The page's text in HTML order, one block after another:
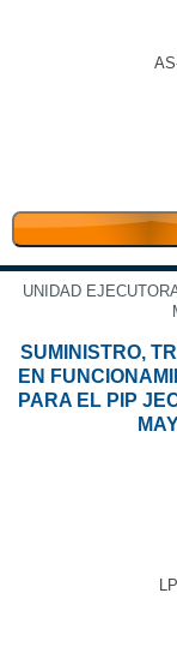
UNIDAD
SUMINISTRO,
EN
PARA EL PIP